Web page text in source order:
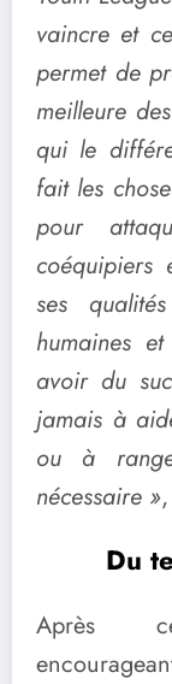
vaincre et
permet de
meilleure
qui le
fait les
pour
coéquipiers
ses
humaines
avoir du
jamais à
ou à
nécessaire »
Du
Après